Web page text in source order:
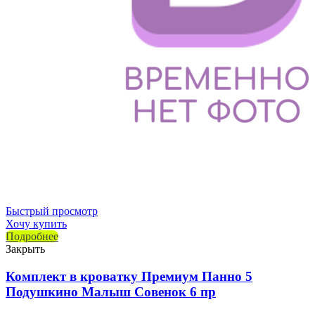
Быстрый просмотр
Хочу купить
Подробнее
Закрыть
Комплект в кроватку Премиум Панно 5
Подушкино Малыш Совенок 6 пр